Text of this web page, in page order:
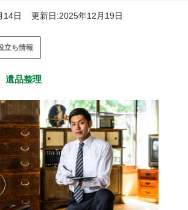
14日 更新日:2025年12月19日
立ち情報
遺品整理